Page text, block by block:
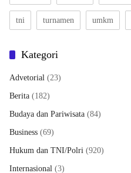
tni turnamen umkm
Kategori
Advetorial (23)
Berita (182)
Budaya dan Pariwisata (84)
Business (69)
Hukum dan TNI/Polri (920)
Internasional (3)